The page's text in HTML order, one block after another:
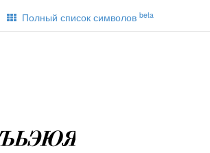
Полный список символов beta